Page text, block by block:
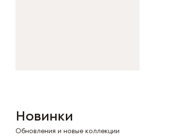
Новинки
Обновления и новые коллекции